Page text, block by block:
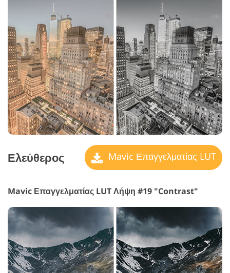
Ελεύθερος Mavic Επαγγελματίας LUT
Mavic Επαγγελματίας LUT Λήψη #19 "Contrast"